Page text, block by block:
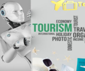
NOUVEAU COMPAGNON DU